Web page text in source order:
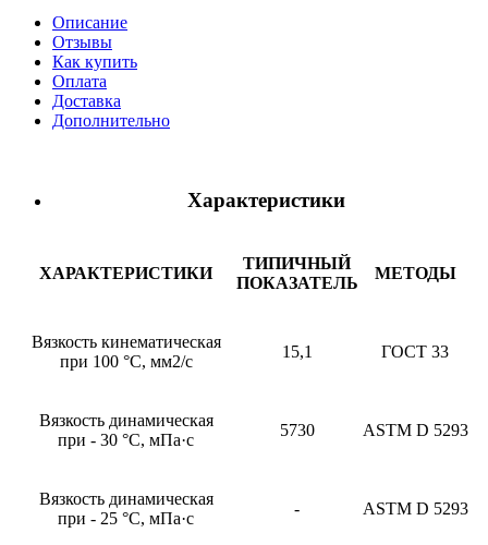
Описание
Отзывы
Как купить
Оплата
Доставка
Дополнительно
Характеристики
ХАРАКТЕРИСТИКИ
ТИПИЧНЫЙ
ПОКАЗАТЕЛЬ
МЕТОДЫ
Вязкость кинематическая
при 100 °С, мм2/с
15,1 ГОСТ 33
Вязкость динамическая
при - 30 °С, мПа·с
5730 ASTM D 5293
Вязкость динамическая
при - 25 °С, мПа·с
- ASTM D 5293